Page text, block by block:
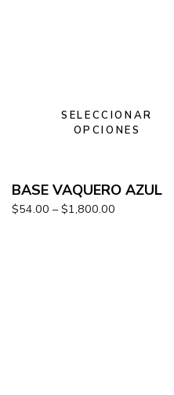
SELECCIONAR
OPCIONES
BASE VAQUERO AZUL
$54.00 – $1,800.00